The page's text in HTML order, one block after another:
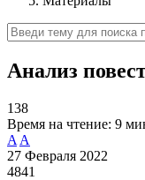
Анализ
138
Время на чтение: 9
A A
27 Февраля 2022
4841